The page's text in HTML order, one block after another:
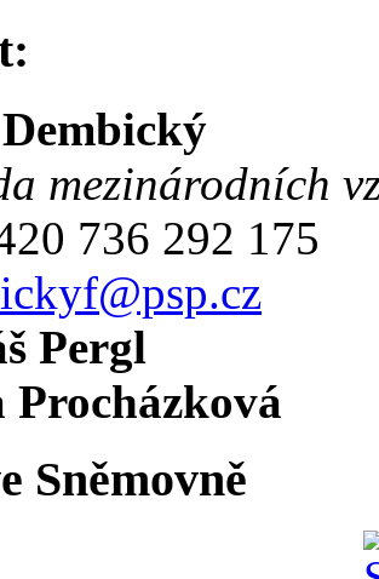
mezinárodních
736 292 175
Pergl
Procházková
Sněmovně